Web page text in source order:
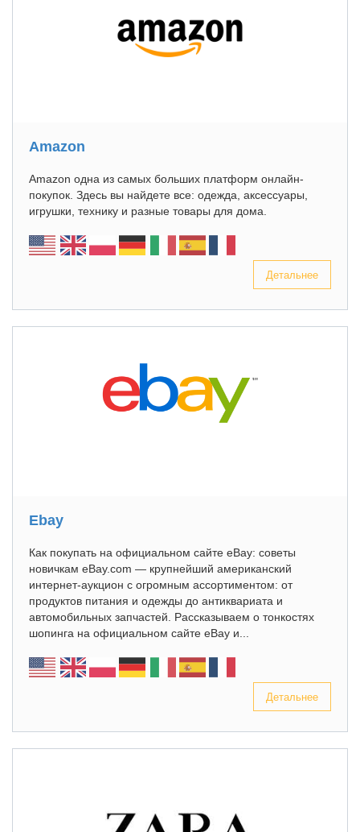
Amazon
Amazon одна из самых больших платформ онлайн-
покупок. Здесь вы найдете все: одежда, аксессуары,
игрушки, технику и разные товары для дома.
Детальнее
Ebay
Как покупать на официальном сайте eBay: советы
новичкам eBay.com — крупнейший американский
интернет-аукцион с огромным ассортиментом: от
продуктов питания и одежды до антиквариата и
автомобильных запчастей. Рассказываем о тонкостях
шопинга на официальном сайте eBay и...
Детальнее